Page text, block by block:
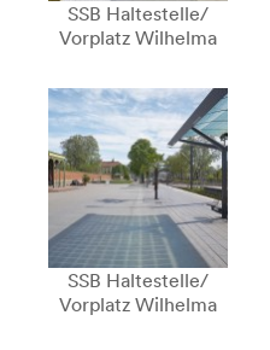
SSB Haltestelle/
Vorplatz Wilhelma
SSB Haltestelle/
Vorplatz Wilhelma